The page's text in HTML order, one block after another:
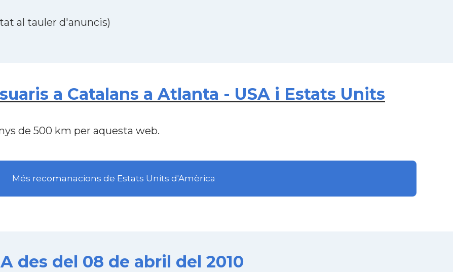
al tauler d'anuncis)
a Catalans a Atlanta - USA i Estats Units
de 500 km per aquesta web.
Més recomanacions de Estats Units d'Amèrica
des del 08 de abril del 2010